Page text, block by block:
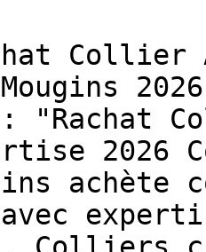
Collier
"Rachat
2026